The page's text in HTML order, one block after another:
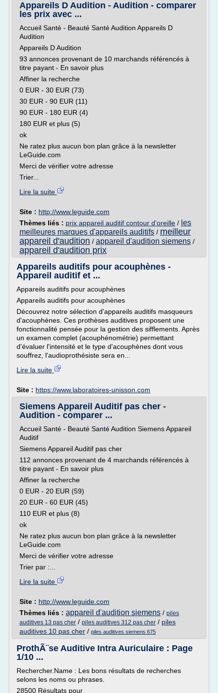
Appareils D Audition - Audition - comparer
les prix avec ...
Accueil Santé - Beauté Santé Audition Appareils D
Audition
Appareils D Audition
93 annonces provenant de 10 marchands référencés à
titre payant - En savoir plus
Affiner la recherche
0 EUR - 30 EUR (73)
30 EUR - 90 EUR (11)
90 EUR - 180 EUR (4)
180 EUR et plus (5)
ok
Ne ratez plus aucun bon plan grâce à la newsletter
LeGuide.com
Merci de vérifier votre adresse
Trier...
Lire la suite
Site : http://www.leguide.com
Thèmes liés : prix appareil auditif contour d'oreille / les
meilleures marques d'appareils auditifs / meilleur
appareil d'audition / appareil d'audition siemens /
appareil d'audition prix
Appareils auditifs pour acouphènes -
Appareil auditif et ...
Appareils auditifs pour acouphènes
Appareils auditifs pour acouphènes
Découvrez notre sélection d'appareils auditifs masqueurs
d'acouphènes. Ces prothèses auditives proposent une
fonctionnalité pensée pour la gestion des sifflements. Après
un examen complet (acouphénométrie) permettant
d'évaluer l'intensité et le type d'acouphènes dont vous
souffrez, l'audioprothésiste sera en...
Lire la suite
Site : https://www.laboratoires-unisson.com
Siemens Appareil Auditif pas cher -
Audition - comparer ...
Accueil Santé - Beauté Santé Audition Siemens Appareil
Auditif
Siemens Appareil Auditif pas cher
112 annonces provenant de 4 marchands référencés à
titre payant - En savoir plus
Affiner la recherche
0 EUR - 20 EUR (59)
20 EUR - 60 EUR (45)
110 EUR et plus (8)
ok
Ne ratez plus aucun bon plan grâce à la newsletter
LeGuide.com
Merci de vérifier votre adresse
Trier par :...
Lire la suite
Site : http://www.leguide.com
Thèmes liés : appareil d'audition siemens / piles
auditives 13 pas cher / piles auditives 312 pas cher / piles
auditives 10 pas cher / piles auditives siemens 675
ProthÃ¨se Auditive Intra Auriculaire : Page
1/10 ...
Rechercher.Name : Les bons résultats de recherches
selons les noms ou phrases.
28500 Résultats pour